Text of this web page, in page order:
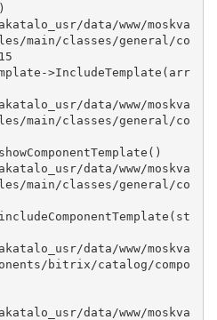
main/classes/general/co
>IncludeTemplate(arr
main/classes/general/co
main/classes/general/co
bitrix/catalog/compo